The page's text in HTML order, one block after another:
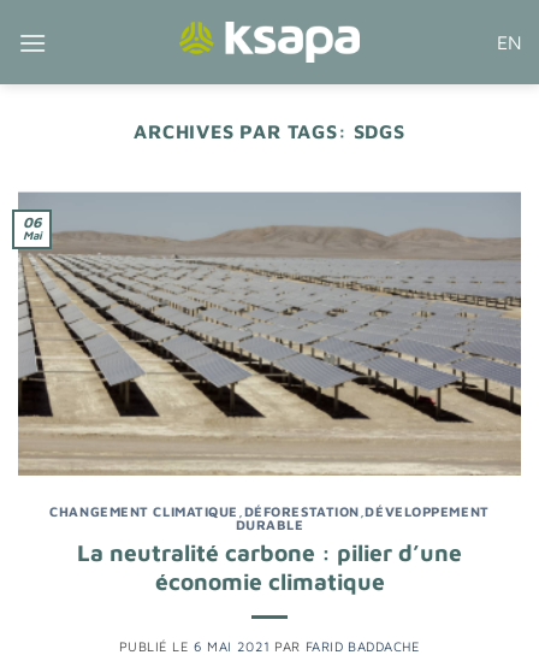
EN
ARCHIVES PAR TAGS: SDGS
06
Mai
CHANGEMENT CLIMATIQUE DÉFORESTATION ,DÉVELOPPEMENT
DURABLE
La neutralité carbone : pilier d’une
économie climatique
PUBLIÉ LE6 MAI 2021 PAR FARID BADDACHE